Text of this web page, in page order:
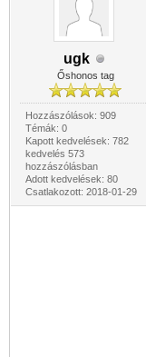
ugk
Őshonos tag
Hozzászólások: 909
Témák: 0
Kapott kedvelések: 782
kedvelés 573
hozzászólásban
Adott kedvelések: 80
Csatlakozott: 2018-01-29